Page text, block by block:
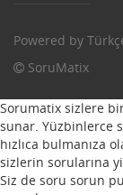
Powered by
SoruMatix
Sorumatix sizlere
sunar. Yüzbinlerce
hızlıca bulmanıza
sizlerin sorularına
Siz de soru sorun